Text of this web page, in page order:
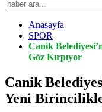
Anasayfa
SPOR
Canik
Göz Kırpıyor
Canik
Yeni